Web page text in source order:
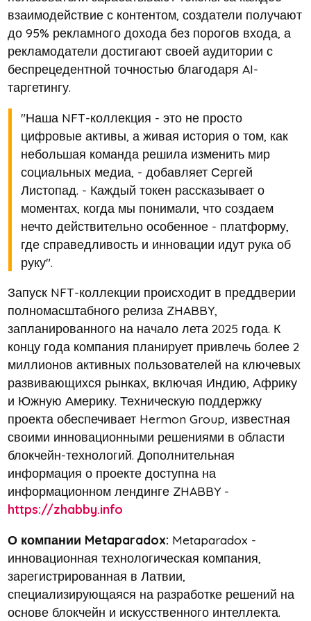
взаимодействие с контентом, создатели получают
до 95% рекламного дохода без порогов входа, а
рекламодатели достигают своей аудитории с
беспрецедентной точностью благодаря AI-
таргетингу.
"Наша NFT-коллекция - это не просто
цифровые активы, а живая история о том, как
небольшая команда решила изменить мир
социальных медиа, - добавляет Сергей
Листопад. - Каждый токен рассказывает о
моментах, когда мы понимали, что создаем
нечто действительно особенное - платформу,
где справедливость и инновации идут рука об
руку".
Запуск NFT-коллекции происходит в преддверии
полномасштабного релиза ZHABBY,
запланированного на начало лета 2025 года. К
концу года компания планирует привлечь более 2
миллионов активных пользователей на ключевых
развивающихся рынках, включая Индию, Африку
и Южную Америку. Техническую поддержку
проекта обеспечивает Hermon Group, известная
своими инновационными решениями в области
блокчейн-технологий. Дополнительная
информация о проекте доступна на
информационном лендинге ZHABBY -
https://zhabby.info
О компании Metaparadox: Metaparadox -
инновационная технологическая компания,
зарегистрированная в Латвии,
специализирующаяся на разработке решений на
основе блокчейн и искусственного интеллекта.